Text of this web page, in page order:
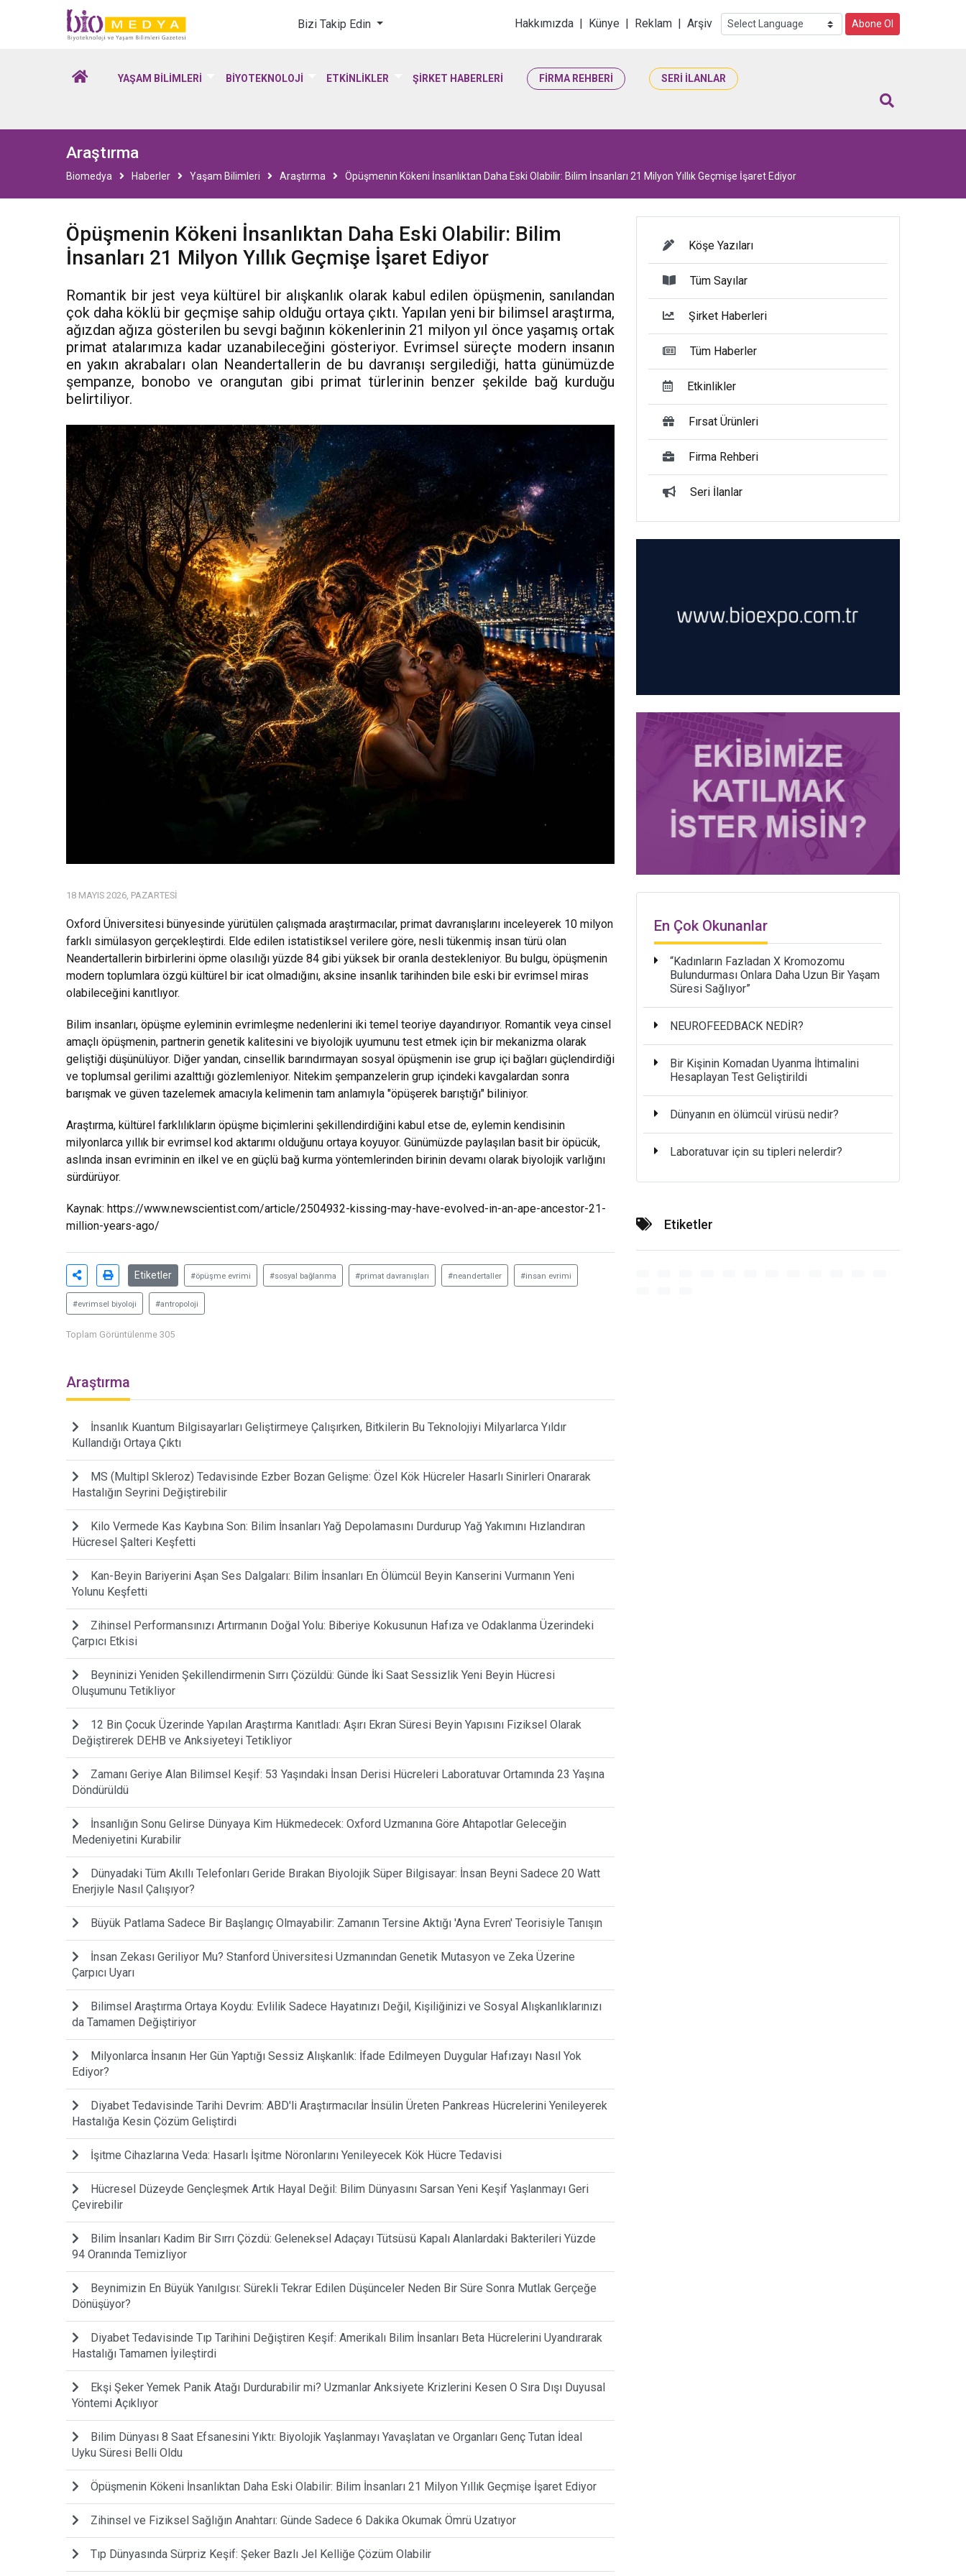
Biomedya - Biyoteknoloji & Yaşam Bilimleri
Bizi Takip Edin Hakkımızda | Künye | Reklam | Arşiv Abone Ol
YAŞAM BİLİMLERİ BİYOTEKNOLOJİ ETKİNLİKLER ŞİRKET HABERLERİ FİRMA REHBERİ SERİ İLANLAR
Araştırma
Biomedya Haberler Yaşam Bilimleri Araştırma Öpüşmenin Kökeni İnsanlıktan Daha Eski Olabilir: Bilim İnsanları 21 Milyon Yıllık Geçmişe İşaret Ediyor
Öpüşmenin Kökeni İnsanlıktan Daha Eski Olabilir: Bilim
İnsanları 21 Milyon Yıllık Geçmişe İşaret Ediyor
Romantik bir jest veya kültürel bir alışkanlık olarak kabul edilen öpüşmenin, sanılandan
çok daha köklü bir geçmişe sahip olduğu ortaya çıktı. Yapılan yeni bir bilimsel araştırma,
ağızdan ağıza gösterilen bu sevgi bağının kökenlerinin 21 milyon yıl önce yaşamış ortak
primat atalarımıza kadar uzanabileceğini gösteriyor. Evrimsel süreçte modern insanın
en yakın akrabaları olan Neandertallerin de bu davranışı sergilediği, hatta günümüzde
şempanze, bonobo ve orangutan gibi primat türlerinin benzer şekilde bağ kurduğu
belirtiliyor.
18 MAYIS 2026, PAZARTESI
Oxford Üniversitesi bünyesinde yürütülen çalışmada araştırmacılar, primat davranışlarını inceleyerek 10 milyon
farklı simülasyon gerçekleştirdi. Elde edilen istatistiksel verilere göre, nesli tükenmiş insan türü olan
Neandertallerin birbirlerini öpme olasılığı yüzde 84 gibi yüksek bir oranla destekleniyor. Bu bulgu, öpüşmenin
modern toplumlara özgü kültürel bir icat olmadığını, aksine insanlık tarihinden bile eski bir evrimsel miras
olabileceğini kanıtlıyor.
Bilim insanları, öpüşme eyleminin evrimleşme nedenlerini iki temel teoriye dayandırıyor. Romantik veya cinsel
amaçlı öpüşmenin, partnerin genetik kalitesini ve biyolojik uyumunu test etmek için bir mekanizma olarak
geliştiği düşünülüyor. Diğer yandan, cinsellik barındırmayan sosyal öpüşmenin ise grup içi bağları güçlendirdiği
ve toplumsal gerilimi azalttığı gözlemleniyor. Nitekim şempanzelerin grup içindeki kavgalardan sonra
barışmak ve güven tazelemek amacıyla kelimenin tam anlamıyla "öpüşerek barıştığı" biliniyor.
Araştırma, kültürel farklılıkların öpüşme biçimlerini şekillendirdiğini kabul etse de, eylemin kendisinin
milyonlarca yıllık bir evrimsel kod aktarımı olduğunu ortaya koyuyor. Günümüzde paylaşılan basit bir öpücük,
aslında insan evriminin en ilkel ve en güçlü bağ kurma yöntemlerinden birinin devamı olarak biyolojik varlığını
sürdürüyor.
Kaynak: https://www.newscientist.com/article/2504932-kissing-may-have-evolved-in-an-ape-ancestor-21-
million-years-ago/
Etiketler #öpüşme evrimi #sosyal bağlanma #primat davranışları #neandertaller #insan evrimi
#evrimsel biyoloji #antropoloji
Toplam Görüntülenme 305
Araştırma
İnsanlık Kuantum Bilgisayarları Geliştirmeye Çalışırken, Bitkilerin Bu Teknolojiyi Milyarlarca Yıldır
Kullandığı Ortaya Çıktı
MS (Multipl Skleroz) Tedavisinde Ezber Bozan Gelişme: Özel Kök Hücreler Hasarlı Sinirleri Onararak
Hastalığın Seyrini Değiştirebilir
Kilo Vermede Kas Kaybına Son: Bilim İnsanları Yağ Depolamasını Durdurup Yağ Yakımını Hızlandıran
Hücresel Şalteri Keşfetti
Kan-Beyin Bariyerini Aşan Ses Dalgaları: Bilim İnsanları En Ölümcül Beyin Kanserini Vurmanın Yeni
Yolunu Keşfetti
Zihinsel Performansınızı Artırmanın Doğal Yolu: Biberiye Kokusunun Hafıza ve Odaklanma Üzerindeki
Çarpıcı Etkisi
Beyninizi Yeniden Şekillendirmenin Sırrı Çözüldü: Günde İki Saat Sessizlik Yeni Beyin Hücresi
Oluşumunu Tetikliyor
12 Bin Çocuk Üzerinde Yapılan Araştırma Kanıtladı: Aşırı Ekran Süresi Beyin Yapısını Fiziksel Olarak
Değiştirerek DEHB ve Anksiyeteyi Tetikliyor
Zamanı Geriye Alan Bilimsel Keşif: 53 Yaşındaki İnsan Derisi Hücreleri Laboratuvar Ortamında 23 Yaşına
Döndürüldü
İnsanlığın Sonu Gelirse Dünyaya Kim Hükmedecek: Oxford Uzmanına Göre Ahtapotlar Geleceğin
Medeniyetini Kurabilir
Dünyadaki Tüm Akıllı Telefonları Geride Bırakan Biyolojik Süper Bilgisayar: İnsan Beyni Sadece 20 Watt
Enerjiyle Nasıl Çalışıyor?
Büyük Patlama Sadece Bir Başlangıç Olmayabilir: Zamanın Tersine Aktığı 'Ayna Evren' Teorisiyle Tanışın
İnsan Zekası Geriliyor Mu? Stanford Üniversitesi Uzmanından Genetik Mutasyon ve Zeka Üzerine
Çarpıcı Uyarı
Bilimsel Araştırma Ortaya Koydu: Evlilik Sadece Hayatınızı Değil, Kişiliğinizi ve Sosyal Alışkanlıklarınızı
da Tamamen Değiştiriyor
Milyonlarca İnsanın Her Gün Yaptığı Sessiz Alışkanlık: İfade Edilmeyen Duygular Hafızayı Nasıl Yok
Ediyor?
Diyabet Tedavisinde Tarihi Devrim: ABD'li Araştırmacılar İnsülin Üreten Pankreas Hücrelerini Yenileyerek
Hastalığa Kesin Çözüm Geliştirdi
İşitme Cihazlarına Veda: Hasarlı İşitme Nöronlarını Yenileyecek Kök Hücre Tedavisi
Hücresel Düzeyde Gençleşmek Artık Hayal Değil: Bilim Dünyasını Sarsan Yeni Keşif Yaşlanmayı Geri
Çevirebilir
Bilim İnsanları Kadim Bir Sırrı Çözdü: Geleneksel Adaçayı Tütsüsü Kapalı Alanlardaki Bakterileri Yüzde
94 Oranında Temizliyor
Beynimizin En Büyük Yanılgısı: Sürekli Tekrar Edilen Düşünceler Neden Bir Süre Sonra Mutlak Gerçeğe
Dönüşüyor?
Diyabet Tedavisinde Tıp Tarihini Değiştiren Keşif: Amerikalı Bilim İnsanları Beta Hücrelerini Uyandırarak
Hastalığı Tamamen İyileştirdi
Ekşi Şeker Yemek Panik Atağı Durdurabilir mi? Uzmanlar Anksiyete Krizlerini Kesen O Sıra Dışı Duyusal
Yöntemi Açıklıyor
Bilim Dünyası 8 Saat Efsanesini Yıktı: Biyolojik Yaşlanmayı Yavaşlatan ve Organları Genç Tutan İdeal
Uyku Süresi Belli Oldu
Öpüşmenin Kökeni İnsanlıktan Daha Eski Olabilir: Bilim İnsanları 21 Milyon Yıllık Geçmişe İşaret Ediyor
Zihinsel ve Fiziksel Sağlığın Anahtarı: Günde Sadece 6 Dakika Okumak Ömrü Uzatıyor
Tıp Dünyasında Sürpriz Keşif: Şeker Bazlı Jel Kelliğe Çözüm Olabilir
Köşe Yazıları
Tüm Sayılar
Şirket Haberleri
Tüm Haberler
Etkinlikler
Fırsat Ürünleri
Firma Rehberi
Seri İlanlar
En Çok Okunanlar
“Kadınların Fazladan X Kromozomu
Bulundurması Onlara Daha Uzun Bir Yaşam
Süresi Sağlıyor”
NEUROFEEDBACK NEDİR?
Bir Kişinin Komadan Uyanma İhtimalini
Hesaplayan Test Geliştirildi
Dünyanın en ölümcül virüsü nedir?
Laboratuvar için su tipleri nelerdir?
Etiketler